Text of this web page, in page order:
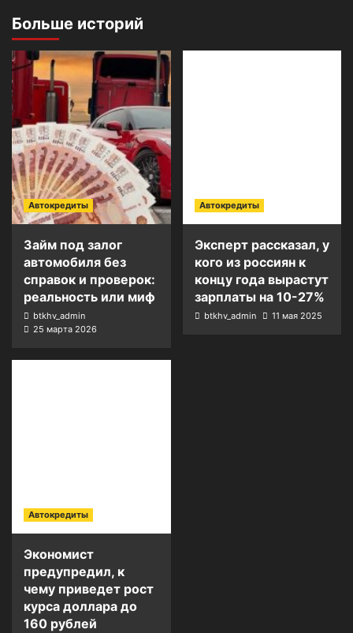
Больше историй
Автокредиты
Займ под залог
автомобиля без
справок и проверок:
реальность или миф
btkhv_admin
25 марта 2026
Автокредиты
Эксперт рассказал, у
кого из россиян к
концу года вырастут
зарплаты на 10-27%
btkhv_admin 11 мая 2025
Автокредиты
Экономист
предупредил, к
чему приведет рост
курса доллара до
160 рублей